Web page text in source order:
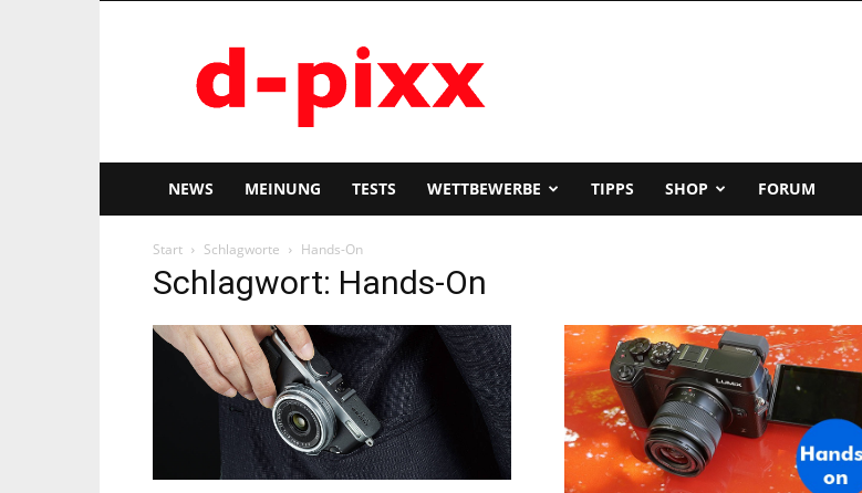
pixx
NEWS MEINUNG TESTS WETTBEWERBE TIPPS SHOP FORUM
Start Schlagworte Hands-On
Schlagwort: Hands-On